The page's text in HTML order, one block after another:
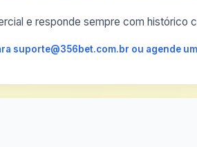
e responde sempre com histórico
suporte@356bet.com.br ou agende